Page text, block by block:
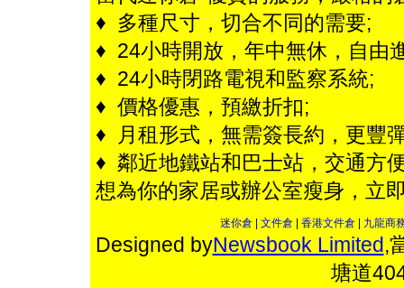
♦ 多種尺寸，切合不同的需要;
♦ 24小時開放，年中無休，自由
♦ 24小時閉路電視和監察系統;
♦ 價格優惠，預繳折扣;
♦ 月租形式，無需簽長約，更豐
♦ 鄰近地鐵站和巴士站，交通方
想為你的家居或辦公室瘦身，立
迷你倉 文件倉 香港文件倉 九龍商
Designed byNewsbook Limited,
塘道